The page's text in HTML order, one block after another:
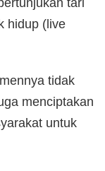
hidup (live
tidak
menciptakan
untuk